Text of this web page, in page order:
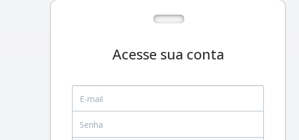
Acesse sua conta
E-mail